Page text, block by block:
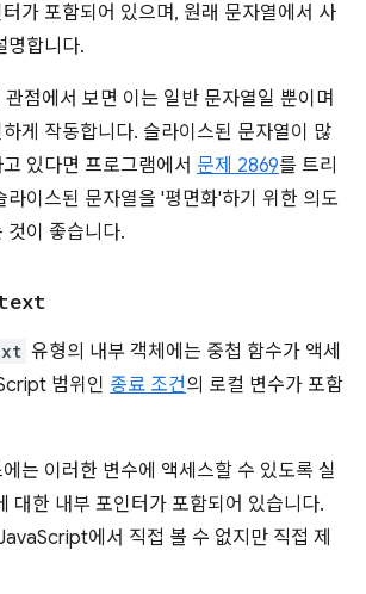
가 포함되어 있으며, 원래 문자열에서 사
명합니다.
점에서 보면 이는 일반 문자열일 뿐이며
게 작동합니다. 슬라이스된 문자열이 많
있다면 프로그램에서 문제 2869를 트리
라이스된 문자열을 '평면화'하기 위한 의도
것이 좋습니다.
유형의 내부 객체에는 중첩 함수가 액세
범위인 종료 조건의 로컬 변수가 포함
는 이러한 변수에 액세스할 수 있도록 실
대한 내부 포인터가 포함되어 있습니다.
에서 직접 볼 수 없지만 직접 제